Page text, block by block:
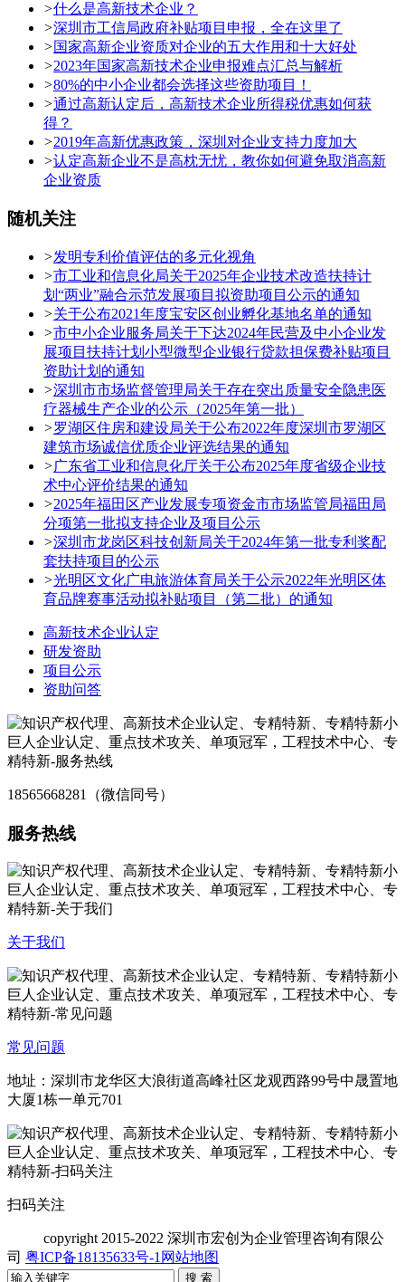
>什么是高新技术企业？
>深圳市工信局政府补贴项目申报，全在这里了
>国家高新企业资质对企业的五大作用和十大好处
>2023年国家高新技术企业申报难点汇总与解析
>80%的中小企业都会选择这些资助项目！
>通过高新认定后，高新技术企业所得税优惠如何获
得？
>2019年高新优惠政策，深圳对企业支持力度加大
>认定高新企业不是高枕无忧，教你如何避免取消高新
企业资质
随机关注
>发明专利价值评估的多元化视角
>市工业和信息化局关于2025年企业技术改造扶持计
划“两业”融合示范发展项目拟资助项目公示的通知
>关于公布2021年度宝安区创业孵化基地名单的通知
>市中小企业服务局关于下达2024年民营及中小企业发
展项目扶持计划小型微型企业银行贷款担保费补贴项目
资助计划的通知
>深圳市市场监督管理局关于存在突出质量安全隐患医
疗器械生产企业的公示（2025年第一批）
>罗湖区住房和建设局关于公布2022年度深圳市罗湖区
建筑市场诚信优质企业评选结果的通知
>广东省工业和信息化厅关于公布2025年度省级企业技
术中心评价结果的通知
>2025年福田区产业发展专项资金市市场监管局福田局
分项第一批拟支持企业及项目公示
>深圳市龙岗区科技创新局关于2024年第一批专利奖配
套扶持项目的公示
>光明区文化广电旅游体育局关于公示2022年光明区体
育品牌赛事活动拟补贴项目（第二批）的通知
高新技术企业认定
研发资助
项目公示
资助问答
18565668281（微信同号）
服务热线
关于我们
常见问题
地址：深圳市龙华区大浪街道高峰社区龙观西路99号中晟置地
大厦1栋一单元701
扫码关注
copyright 2015-2022 深圳市宏创为企业管理咨询有限公
司 粤ICP备18135633号-1 网站地图